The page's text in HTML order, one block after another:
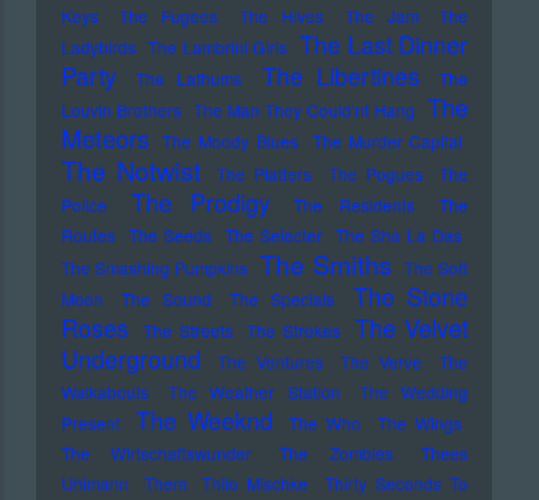
Keys
The Fugees The Hives The Jam
The
Ladybirds The Lambrini Girls The Last Dinner
Party
The Lathums The Libertines
The
Louvin Brothers The Man They Could'nt Hang The
Meteors The Moody Blues The Murder Capital
The Notwist The Platters The Pogues
The
Police
The Prodigy The Residents
The
Routes The Seeds The Selecter The Sha La Das
The Smashing Pumpkins The Smiths The Soft
Moon
The Sound The Specials
The Stone
Roses
The Streets The Strokes
The Velvet
Underground
The Ventures The Verve
The
Walkabouts
The Weather Station
The Wedding
Present
The Weeknd The Who
The Wings
The Wirtschaftswunder
The Zombies
Thees
Uhlmann
Them Thilo Mischke
Thirty Seconds To